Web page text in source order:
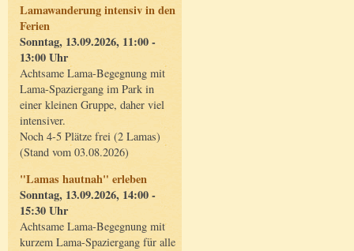
Lamawanderung intensiv in den
Ferien
Sonntag, 13.09.2026, 11:00 -
13:00 Uhr
Achtsame Lama-Begegnung mit
Lama-Spaziergang im Park in
einer kleinen Gruppe, daher viel
intensiver.
Noch 4-5 Plätze frei (2 Lamas)
(Stand vom 03.08.2026)
"Lamas hautnah" erleben
Sonntag, 13.09.2026, 14:00 -
15:30 Uhr
Achtsame Lama-Begegnung mit
kurzem Lama-Spaziergang für alle